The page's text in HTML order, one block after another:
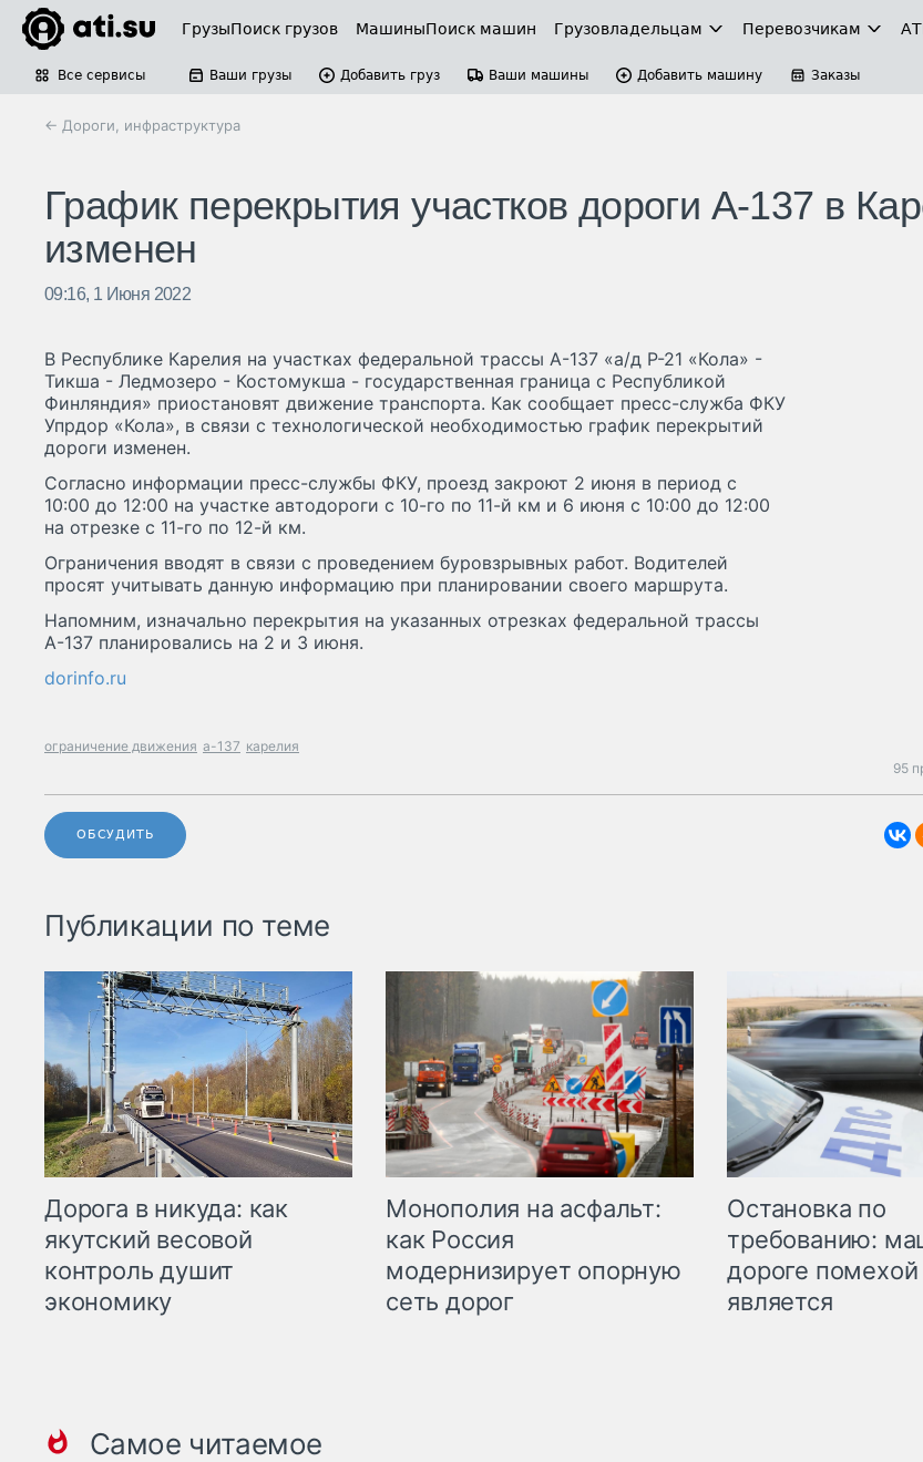
ГрузыПоиск грузов МашиныПоиск машин Грузовладельцам Перевозчикам
Все сервисы Ваши грузы Добавить груз Ваши машины Добавить машину Заказы
← Дороги, инфраструктура
График перекрытия участков дороги А-137 в
изменен
09:16, 1 Июня 2022
В Республике Карелия на участках федеральной трассы А-137 «а/д Р-21 «Кола» -
Тикша - Ледмозеро - Костомукша - государственная граница с Республикой
Финляндия» приостановят движение транспорта. Как сообщает пресс-служба ФКУ
Упрдор «Кола», в связи с технологической необходимостью график перекрытий
дороги изменен.
Согласно информации пресс-службы ФКУ, проезд закроют 2 июня в период с
10:00 до 12:00 на участке автодороги с 10-го по 11-й км и 6 июня с 10:00 до 12:00
на отрезке с 11-го по 12-й км.
Ограничения вводят в связи с проведением буровзрывных работ. Водителей
просят учитывать данную информацию при планировании своего маршрута.
Напомним, изначально перекрытия на указанных отрезках федеральной трассы
А-137 планировались на 2 и 3 июня.
dorinfo.ru
ограничение движения а-137 карелия
95
ОБСУДИТЬ
Публикации по теме
Дорога в никуда: как
якутский весовой
контроль душит
экономику
Монополия на асфальт:
как Россия
модернизирует опорную
сеть дорог
Остановка по
требованию:
дороге помехой
является
Самое читаемое